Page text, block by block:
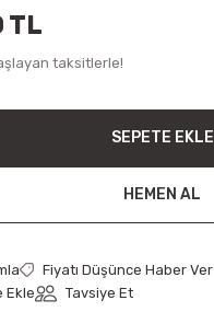
TL
taksitlerle!
SEPETE EKLE
HEMEN AL
Fiyatı Düşünce Haber Ver
Tavsiye Et